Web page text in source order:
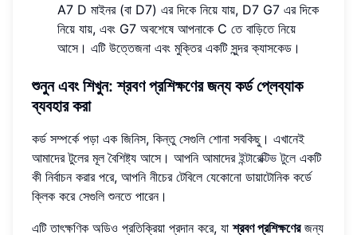
A7 D মাইনর (বা D7) এর দিকে নিয়ে যায়, D7 G7 এর দিকে
নিয়ে যায়, এবং G7 অবশেষে আপনাকে C তে বাড়িতে নিয়ে
আসে। এটি উত্তেজনা এবং মুক্তির একটি সুন্দর ক্যাসকেড।
শুনুন এবং শিখুন: শ্রবণ প্রশিক্ষণের জন্য কর্ড প্লেব্যাক
ব্যবহার করা
কর্ড সম্পর্কে পড়া এক জিনিস, কিন্তু সেগুলি শোনা সবকিছু। এখানেই
আমাদের টুলের মূল বৈশিষ্ট্য আসে। আপনি আমাদেরইন্টারেক্টিভ টুলেএকটি
কী নির্বাচন করার পরে, আপনি নীচের টেবিলে যেকোনো ডায়াটোনিক কর্ডে
ক্লিক করে সেগুলি শুনতে পারেন।
এটি তাৎক্ষণিক অডিও প্রতিক্রিয়া প্রদান করে, যাশ্রবণ প্রশিক্ষণেরজন্য